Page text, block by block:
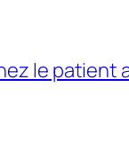
le patient